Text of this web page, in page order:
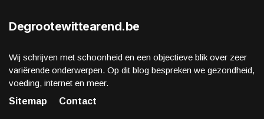
Degrootewittearend.be
Wij schrijven met schoonheid en een objectieve blik over zeer
variërende onderwerpen. Op dit blog bespreken we gezondheid,
voeding, internet en meer.
Sitemap
Contact